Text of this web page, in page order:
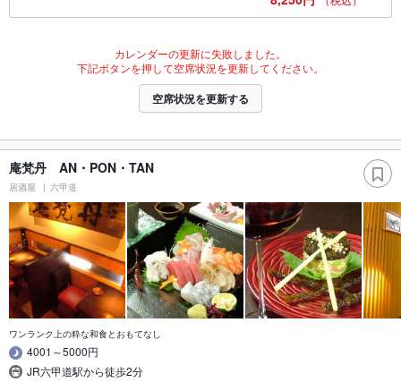
カレンダーの更新に失敗しました。
下記ボタンを押して空席状況を更新してください。
空席状況を更新する
庵梵丹 AN・PON・TAN
居酒屋 六甲道
ワンランク上の粋な和食とおもてなし
4001～5000円
JR六甲道駅から徒歩2分